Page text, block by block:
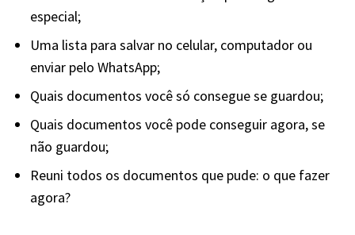
especial;
Uma lista para salvar no celular, computador ou
enviar pelo WhatsApp;
Quais documentos você só consegue se guardou;
Quais documentos você pode conseguir agora, se
não guardou;
Reuni todos os documentos que pude: o que fazer
agora?